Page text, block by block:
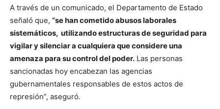
A través de un comunicado, el Departamento de Estado
señaló que, “se han cometido abusos laborales
sistemáticos, utilizando estructuras de seguridad para
vigilar y silenciar a cualquiera que considere una
amenaza para su control del poder. Las personas
sancionadas hoy encabezan las agencias
gubernamentales responsables de estos actos de
represión”, aseguró.